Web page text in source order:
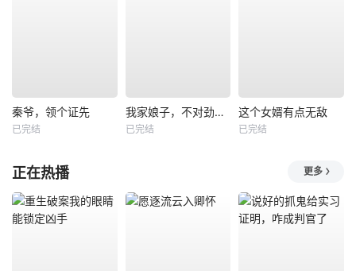
秦爷，领个证先
已完结
我家娘子，不对劲第四季
已完结
这个女婿有点无敌
已完结
正在热播 更多